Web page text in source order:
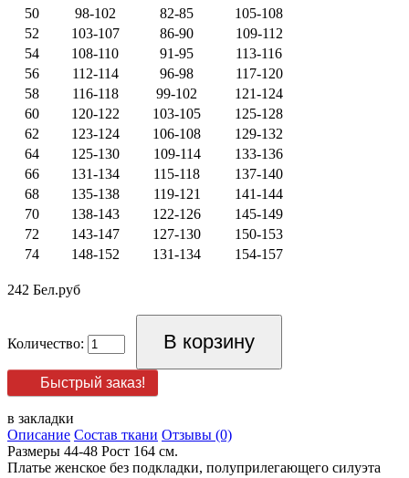
50
98-102 82-85
105-108
52
103-107 86-90
109-112
54
108-110 91-95
113-116
56
112-114 96-98
117-120
58
116-118 99-102
121-124
60
120-122 103-105
125-128
62
123-124 106-108
129-132
64
125-130 109-114
133-136
66
131-134 115-118
137-140
68
135-138 119-121
141-144
70
138-143 122-126
145-149
72
143-147 127-130
150-153
74
148-152 131-134 154-157
242 Бел.руб
Количество:
Быстрый заказ!
в закладки
Описание Состав ткани Отзывы (0)
Размеры 44-48 Рост 164 см.
Платье женское без подкладки, полуприлегающего силуэта